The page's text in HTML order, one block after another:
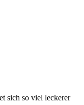
sich so viel leckerer